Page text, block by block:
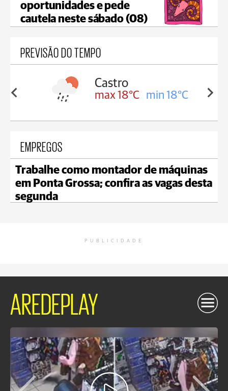
oportunidades e pede
cautela neste sábado (08)
PREVISÃO DO TEMPO
17°C
Castro
max 18°C min 18°C
EMPREGOS
Trabalhe como montador de máquinas
em Ponta Grossa; confira as vagas desta
segunda
PUBLICIDADE
AREDEPLAY